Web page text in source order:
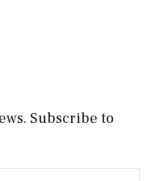
Subscribe to